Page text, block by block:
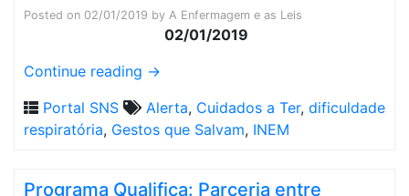
Posted on 02/01/2019 by A Enfermagem e as Leis
02/01/2019
Continue reading →
Portal SNS
Alerta, Cuidados a Ter, dificuldade
respiratória, Gestos que Salvam, INEM
Programa Qualifica: Parceria entre